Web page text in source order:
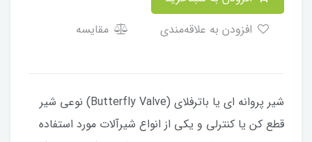
مقایسه
شیر پروانه ای یا باترفلای (Butterfly Valve) نوعی شیر
قطع کن یا کنترلی و یکی از انواع شیرآلات مورد استفاده